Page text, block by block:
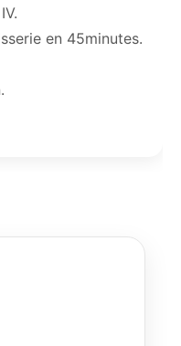
en 45minutes.